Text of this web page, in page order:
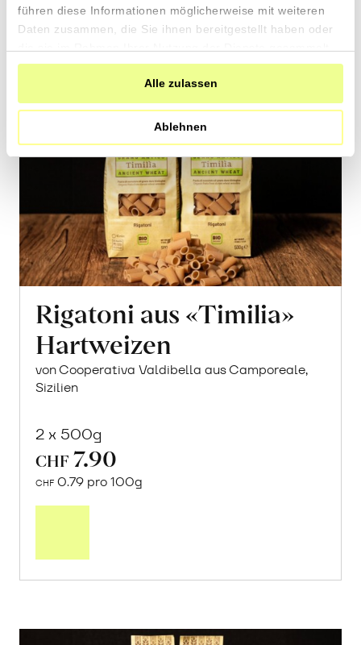
führen diese Informationen möglicherweise mit weiteren
Daten zusammen, die Sie ihnen bereitgestellt haben oder
haben.
Alle zulassen
Ablehnen
Rigatoni aus «Timilia»
Hartweizen
von Cooperativa Valdibella aus Camporeale,
Sizilien
2 x 500g
CHF 7.90
CHF 0.79 pro 100g